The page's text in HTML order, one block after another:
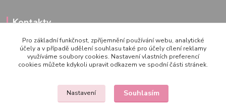
Kontakty
722 000 724
zemepanenek@gmail.com
Pro základní funkčnost, zpříjemnění používání webu, analytické
účely a v případě udělení souhlasu také pro účely cílení reklamy
využíváme soubory cookies. Nastavení vlastních preferencí
cookies můžete kdykoli upravit odkazem ve spodní části stránek.
Nastavení Souhlasím